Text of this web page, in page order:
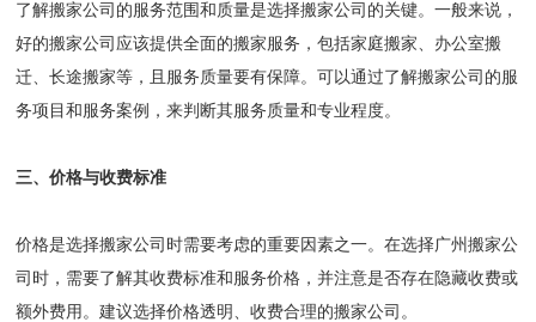
了解搬家公司的服务范围和质量是选择搬家公司的关键。一般来说，
好的搬家公司应该提供全面的搬家服务，包括家庭搬家、办公室搬
迁、长途搬家等，且服务质量要有保障。可以通过了解搬家公司的服
务项目和服务案例，来判断其服务质量和专业程度。
三、价格与收费标准
价格是选择搬家公司时需要考虑的重要因素之一。在选择广州搬家公
司时，需要了解其收费标准和服务价格，并注意是否存在隐藏收费或
额外费用。建议选择价格透明、收费合理的搬家公司。